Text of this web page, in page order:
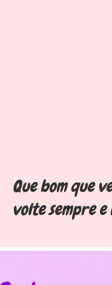
Que bom que
volte sempre